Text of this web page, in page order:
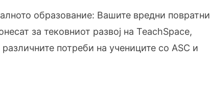
образование: Вашите вредни повратни
за тековниот развој на TeachSpace,
потреби на учениците со ASC и